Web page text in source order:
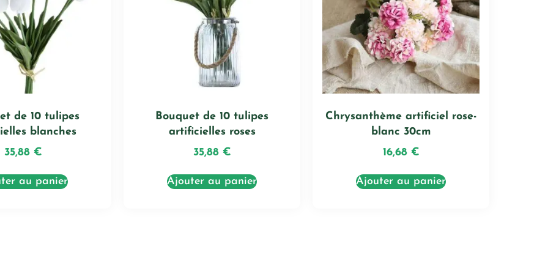
de 10 tulipes
blanches
35,88 €
au panier
Bouquet de 10 tulipes
artificielles roses
35,88 €
Ajouter au panier
Chrysanthème artificiel rose-
blanc 30cm
16,68 €
Ajouter au panier